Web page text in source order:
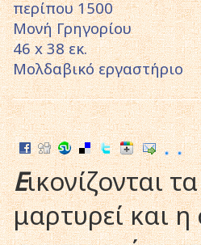
περίπου 1500
Mονή Γρηγορίου
46 x 38 εκ.
Mολδαβικό εργαστήριο
Eικονίζονται
μαρτυρεί και